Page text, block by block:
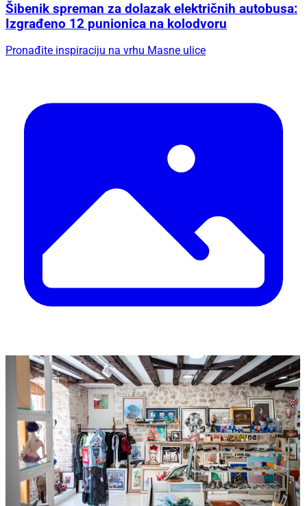
Šibenik spreman za dolazak električnih autobusa:
Izgrađeno 12 punionica na kolodvoru
Pronađite inspiraciju na vrhu Masne ulice